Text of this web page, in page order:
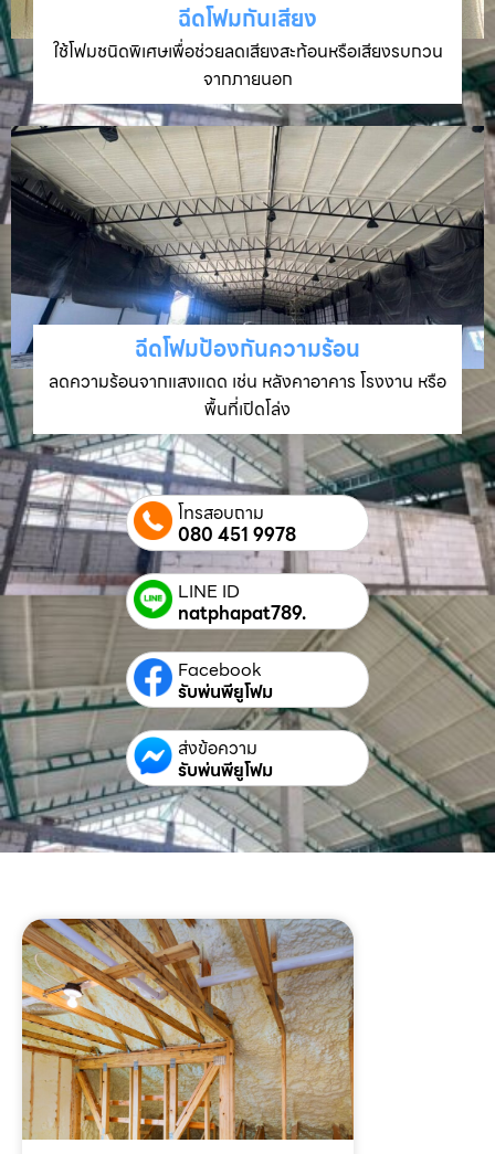
ฉีดโฟมกันเสียง
ใช้โฟมชนิดพิเศษเพื่อช่วยลดเสียงสะท้อนหรือเสียงรบกวน
จากภายนอก
ฉีดโฟมป้องกันความร้อน
ลดความร้อนจากแสงแดด เช่น หลังคาอาคาร โรงงาน หรือ
พื้นที่เปิดโล่ง
โทรสอบถาม
080 451 9978
LINE ID
natphapat789.
Facebook
รับพ่นพียูโฟม
ส่งข้อความ
รับพ่นพียูโฟม